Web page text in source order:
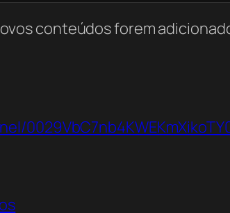
conteúdos forem